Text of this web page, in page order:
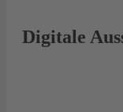
Digitale